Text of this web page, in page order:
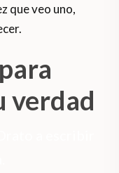
que veo uno,
verdad